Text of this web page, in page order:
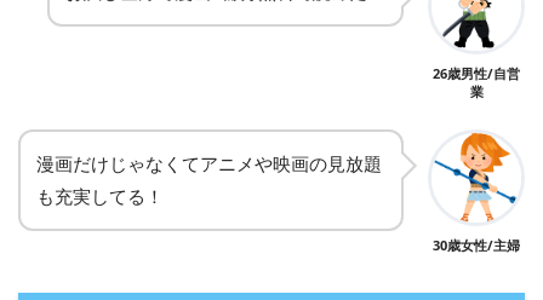
26歳男性/自営
業
漫画だけじゃなくてアニメや映画の見放題
も充実してる！
30歳女性/主婦